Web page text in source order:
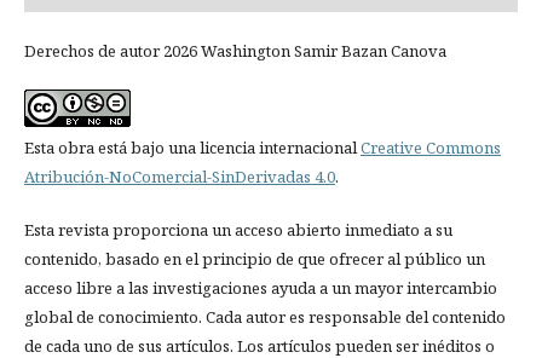
Derechos de autor 2026 Washington Samir Bazan Canova
Esta obra está bajo una licencia internacional Creative Commons
Atribución-NoComercial-SinDerivadas 4.0.
Esta revista proporciona un acceso abierto inmediato a su
contenido, basado en el principio de que ofrecer al público un
acceso libre a las investigaciones ayuda a un mayor intercambio
global de conocimiento. Cada autor es responsable del contenido
de cada uno de sus artículos. Los artículos pueden ser inéditos o